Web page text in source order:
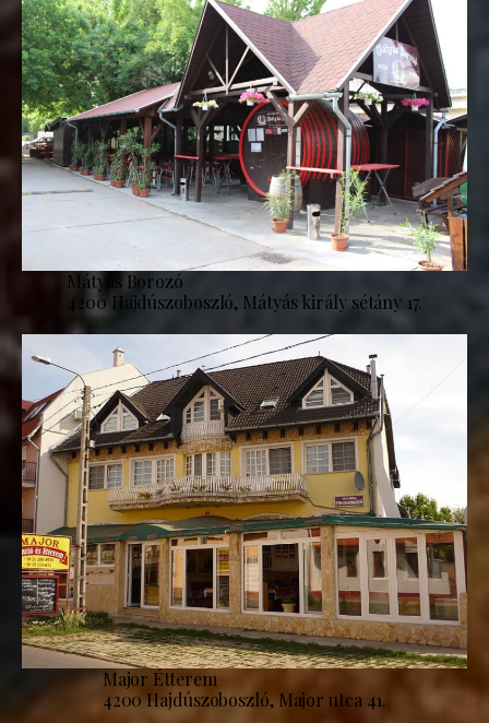
Mátyás Borozó
4200 Hajdúszoboszló, Mátyás király sétány 17.
Major Étterem
4200 Hajdúszoboszló, Major utca 41.